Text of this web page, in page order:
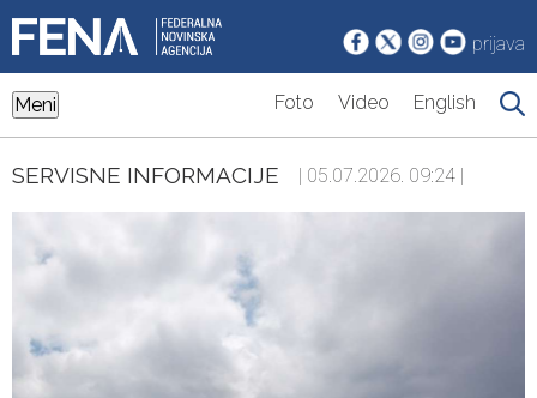
prijava
Meni Foto Video English
SERVISNE INFORMACIJE | 05.07.2026. 09:24 |